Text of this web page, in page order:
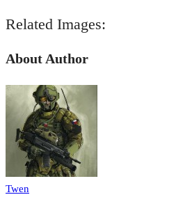
Related Images:
About Author
Twen